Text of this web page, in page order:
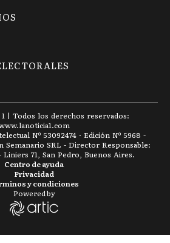
| Todos los derechos reservados:
lanoticia1.com
Nº 53092474 · Edición Nº 5968 -
SRL - Director Responsable:
71, San Pedro, Buenos Aires.
y condiciones
Privacidad
Centro de ayuda
Powered by